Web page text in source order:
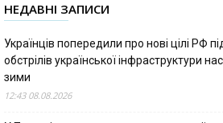
НЕДАВНІ ЗАПИСИ
Українців попередили про нові цілі РФ
обстрілів української інфраструктури
зими
12:43 08.08.2026